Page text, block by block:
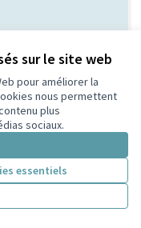
sur le site web
pour améliorer la
nous permettent
plus
sociaux.
essentiels
retenue par le tri